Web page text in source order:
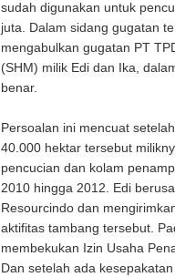
sudah digunakan untuk
juta. Dalam sidang gugatan
mengabulkan gugatan PT
(SHM) milik Edi dan Ika,
benar.
Persoalan ini mencuat
40.000 hektar tersebut
pencucian dan kolam
2010 hingga 2012. Edi
Resourcindo dan
aktifitas tambang tersebut.
membekukan Izin Usaha
Dan setelah ada